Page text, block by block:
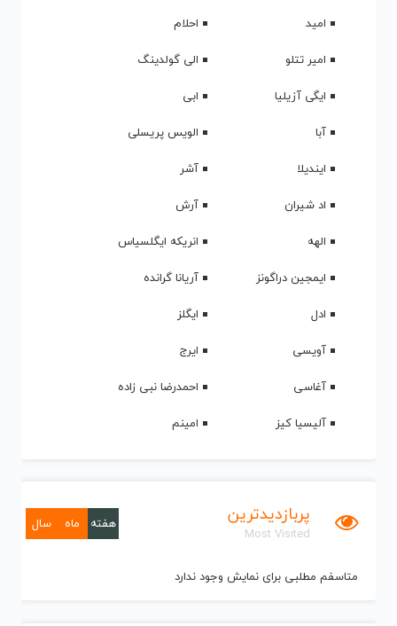
امید
احلام
امیر تتلو
الی گولدینگ
ایگی آزیلیا
ابی
آبا
الویس پریسلی
ایندیلا
آشر
اد شیران
آرش
الهه
انریکه ایگلسیاس
ایمجین دراگونز
آریانا گرانده
ادل
ایگلز
آویسی
ایرج
آغاسی
احمدرضا نبی زاده
آلیسیا کیز
امینم
پربازدیدترین
Most Visited
هفته ماه سال
متاسفم مطلبی برای نمایش وجود ندارد